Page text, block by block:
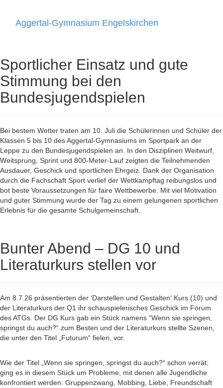
Aggertal-Gymnasium Engelskirchen
Sportlicher Einsatz und gute
Stimmung bei den
Bundesjugendspielen
Bei bestem Wetter traten am 10. Juli die Schülerinnen und Schüler der
Klassen 5 bis 10 des Aggertal-Gymnasiums im Sportpark an der
Leppe zu den Bundesjugendspielen an. In den Disziplinen Weitwurf,
Weitsprung, Sprint und 800-Meter-Lauf zeigten die Teilnehmenden
Ausdauer, Geschick und sportlichen Ehrgeiz. Dank der Organisation
durch die Fachschaft Sport verlief der Wettkampftag reibungslos und
bot beste Voraussetzungen für faire Wettbewerbe. Mit viel Motivation
und guter Stimmung wurde der Tag zu einem gelungenen sportlichen
Erlebnis für die gesamte Schulgemeinschaft.
Bunter Abend – DG 10 und
Literaturkurs stellen vor
Am 8.7.26 präsentierten der ‘Darstellen und Gestalten‘ Kurs (10) und
der Literaturkurs der Q1 ihr schauspielerisches Geschick im Forum
des ATGs. Der DG Kurs gab ein Stück namens “Wenn sie springen,
springst du auch?“ zum Besten und der Literaturkurs stellte Szenen,
die unter den Titel „Futurum“ fielen, vor.
Wie der Titel „Wenn sie springen, springst du auch?“ schon verrät,
ging es in diesem Stück um Probleme, mit denen alle Jugendliche
konfrontiert werden: Gruppenzwang, Mobbing, Liebe, Freundschaft